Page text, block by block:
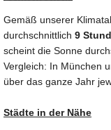
Gemäß unserer
durchschnittlich 9
scheint die Sonne
Vergleich: In München
über das ganze Jahr
Städte in der Nähe